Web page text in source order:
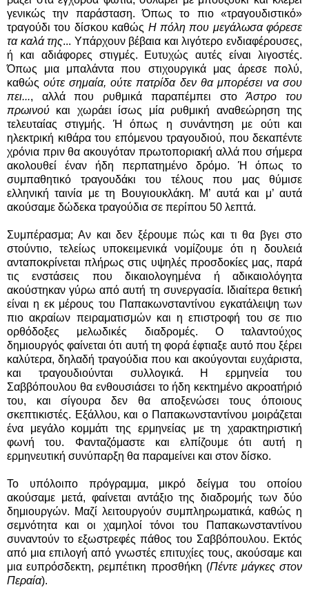
γενικώς την παράσταση. Όπως το πιο «τραγουδιστικό»
τραγούδι του δίσκου καθώς Η πόλη που μεγάλωσα φόρεσε
τα καλά της... Υπάρχουν βέβαια και λιγότερο ενδιαφέρουσες,
ή και αδιάφορες στιγμές. Ευτυχώς αυτές είναι λιγοστές.
Όπως μια μπαλάντα που στιχουργικά μας άρεσε πολύ,
καθώςούτε σημαία, ούτε πατρίδα δεν θα μπορέσει να σου
πει..., αλλά που ρυθμικά παραπέμπει στοΆστρο του
πρωινού και χωράει ίσως μία ρυθμική αναθεώρηση της
τελευταίας στιγμής. Ή όπως η συνάντηση με ούτι και
ηλεκτρική κιθάρα του επόμενου τραγουδιού, που δεκαπέντε
χρόνια πριν θα ακουγόταν πρωτοποριακή αλλά που σήμερα
ακολουθεί έναν ήδη περπατημένο δρόμο. Ή όπως το
συμπαθητικό τραγουδάκι του τέλους που μας θύμισε
ελληνική ταινία με τη Βουγιουκλάκη. Μ’ αυτά και μ’ αυτά
ακούσαμε δώδεκα τραγούδια σε περίπου 50 λεπτά.
Συμπέρασμα; Αν και δεν ξέρουμε πώς και τι θα βγει στο
στούντιο, τελείως υποκειμενικά νομίζουμε ότι η δουλειά
ανταποκρίνεται πλήρως στις υψηλές προσδοκίες μας, παρά
τις ενστάσεις που δικαιολογημένα ή αδικαιολόγητα
ακούστηκαν γύρω από αυτή τη συνεργασία. Ιδιαίτερα θετική
είναι η εκ μέρους του Παπακωνσταντίνου εγκατάλειψη των
πιο ακραίων πειραματισμών και η επιστροφή του σε πιο
ορθόδοξες μελωδικές διαδρομές. Ο ταλαντούχος
δημιουργός φαίνεται ότι αυτή τη φορά έφτιαξε αυτό που ξέρει
καλύτερα, δηλαδή τραγούδια που και ακούγονται ευχάριστα,
και τραγουδιούνται συλλογικά. Η ερμηνεία του
Σαββόπουλου θα ενθουσιάσει το ήδη κεκτημένο ακροατήριό
του, και σίγουρα δεν θα αποξενώσει τους όποιους
σκεπτικιστές. Εξάλλου, και ο Παπακωνσταντίνου μοιράζεται
ένα μεγάλο κομμάτι της ερμηνείας με τη χαρακτηριστική
φωνή του. Φανταζόμαστε και ελπίζουμε ότι αυτή η
ερμηνευτική συνύπαρξη θα παραμείνει και στον δίσκο.
Το υπόλοιπο πρόγραμμα, μικρό δείγμα του οποίου
ακούσαμε μετά, φαίνεται αντάξιο της διαδρομής των δύο
δημιουργών. Μαζί λειτουργούν συμπληρωματικά, καθώς η
σεμνότητα και οι χαμηλοί τόνοι του Παπακωνσταντίνου
συναντούν το εξωστρεφές πάθος του Σαββόπουλου. Εκτός
από μια επιλογή από γνωστές επιτυχίες τους, ακούσαμε και
μια ευπρόσδεκτη, ρεμπέτικη προσθήκη (Πέντε μάγκες στον
Περαία).